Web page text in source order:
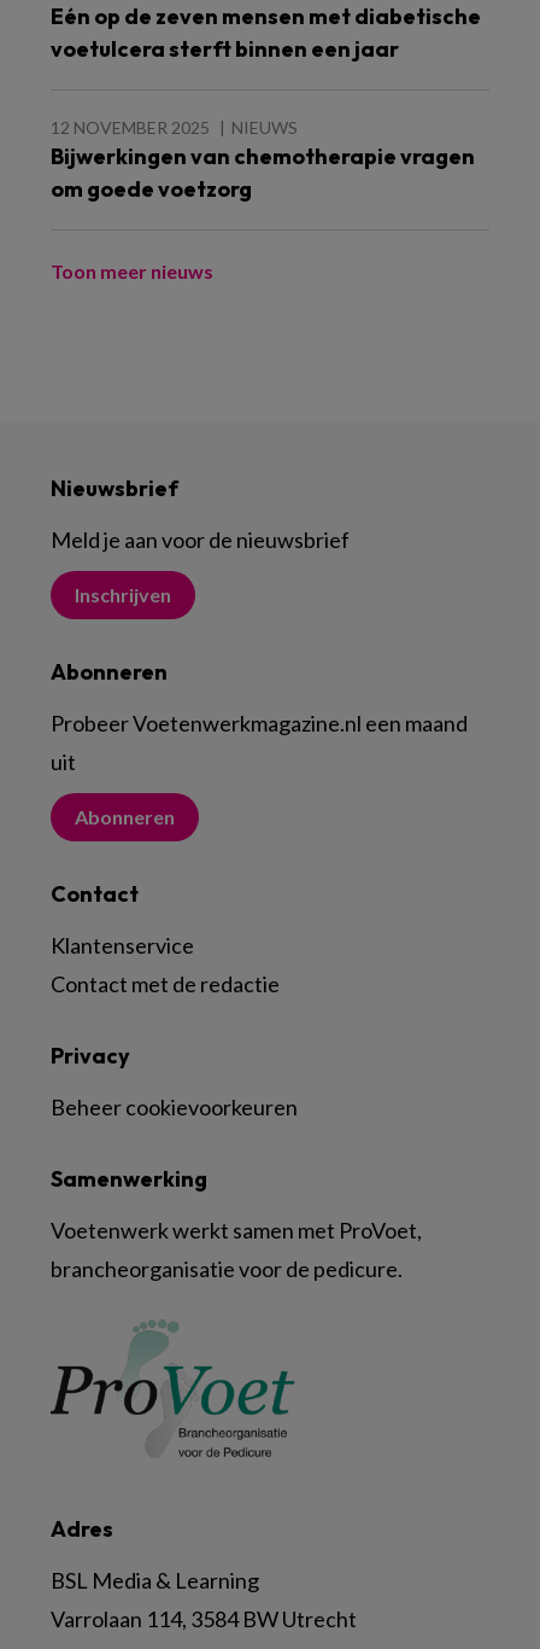
Eén op de zeven mensen met diabetische
voetulcera sterft binnen een jaar
12 NOVEMBER 2025 NIEUWS
Bijwerkingen van chemotherapie vragen
om goede voetzorg
Toon meer nieuws
Nieuwsbrief
Meld je aan voor de nieuwsbrief
Inschrijven
Abonneren
Probeer Voetenwerkmagazine.nl een maand
uit
Abonneren
Contact
Klantenservice
Contact met de redactie
Adres
BSL Media & Learning
Varrolaan 114, 3584 BW Utrecht
Samenwerking
Voetenwerk werkt samen met ProVoet,
brancheorganisatie voor de pedicure.
Privacy
Beheer cookievoorkeuren